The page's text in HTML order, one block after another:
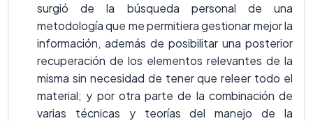
surgió de la búsqueda personal de una
metodología que me permitiera gestionar mejor la
información, además de posibilitar una posterior
recuperación de los elementos relevantes de la
misma sin necesidad de tener que releer todo el
material; y por otra parte de la combinación de
varias técnicas y teorías del manejo de la